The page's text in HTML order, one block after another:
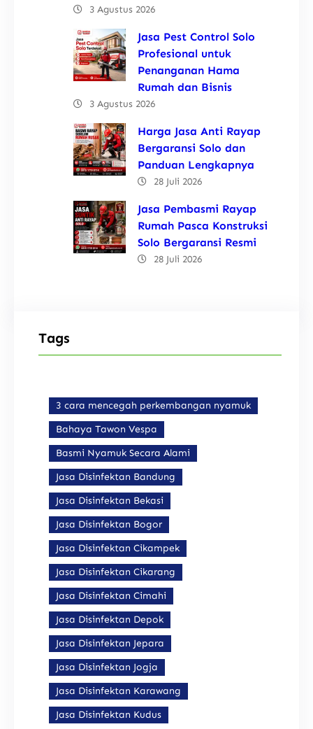
3 Agustus 2026
Jasa Pest Control Solo
Profesional untuk
Penanganan Hama
Rumah dan Bisnis
3 Agustus 2026
Harga Jasa Anti Rayap
Bergaransi Solo dan
Panduan Lengkapnya
28 Juli 2026
Jasa Pembasmi Rayap
Rumah Pasca Konstruksi
Solo Bergaransi Resmi
28 Juli 2026
Tags
3 cara mencegah perkembangan nyamuk
Bahaya Tawon Vespa
Basmi Nyamuk Secara Alami
Jasa Disinfektan Bandung
Jasa Disinfektan Bekasi
Jasa Disinfektan Bogor
Jasa Disinfektan Cikampek
Jasa Disinfektan Cikarang
Jasa Disinfektan Cimahi
Jasa Disinfektan Depok
Jasa Disinfektan Jepara
Jasa Disinfektan Jogja
Jasa Disinfektan Karawang
Jasa Disinfektan Kudus